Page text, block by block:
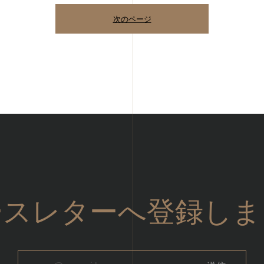
次のページ
レターへ登録し